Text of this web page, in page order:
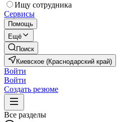
Ищу сотрудника
Сервисы
Помощь
Ещё
Поиск
Киевское (Краснодарский край)
Войти
Войти
Создать резюме
Все разделы